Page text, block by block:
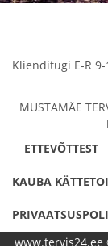
Klienditugi E-R 9-
MUSTAMÄE
ETTEVÕTTEST
KAUBA
www.tervis24.ee